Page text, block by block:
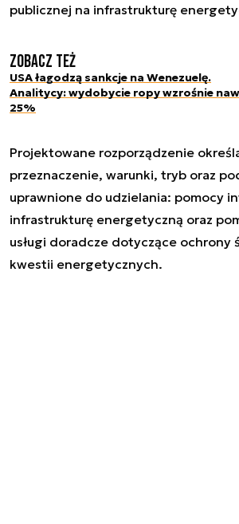
publicznej na infrastrukturę
Zobacz też
USA łagodzą sankcje na Wenezuelę.
Analitycy: wydobycie ropy wzrośnie
25%
Projektowane rozporządzenie
przeznaczenie, warunki, tryb oraz
uprawnione do udzielania: pomocy
infrastrukturę energetyczną oraz
usługi doradcze dotyczące ochrony
kwestii energetycznych.